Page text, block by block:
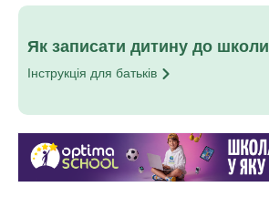
Як записати дитину до школи
Інструкція для батьків